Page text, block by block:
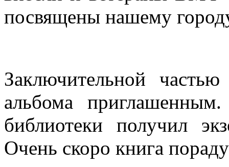
посвящены нашему
Заключительной
альбома
библиотеки получил
Очень скоро книга